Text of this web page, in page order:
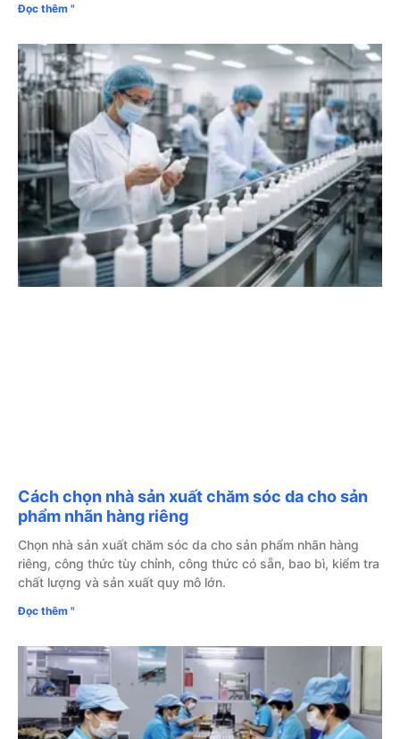
Đọc thêm "
Cách chọn nhà sản xuất chăm sóc da cho sản
phẩm nhãn hàng riêng
Chọn nhà sản xuất chăm sóc da cho sản phẩm nhãn hàng
riêng, công thức tùy chỉnh, công thức có sẵn, bao bì, kiểm tra
chất lượng và sản xuất quy mô lớn.
Đọc thêm "